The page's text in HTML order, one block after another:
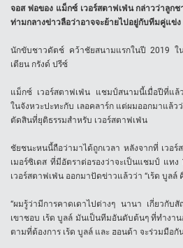
จอส พ่อของ แม็กซ์ เวอร์สตาฟเฟ่น กล่าวว่าลูก
ท่ามกลางข่าวลือว่าอาจจะย้ายไปอยู่กับทีมคู่แข่ง
นักขับชาวดัตช์ คว้าชัยสนามแรกในปี 2019
เตียน กรังด์ ปรีซ์
แม็กซ์ เวอร์สตาฟเฟ่น แชมป์สนามนี้เมื่อปีที่แล้
ในจังหวะปะทะกับ เลอคลาร์ก แต่ผมออกมาแล้ว
ตัดสินที่ยุติธรรมสำหรับ เวอร์สตาฟเฟ่น
ชัยชนะหนนี้ถือว่ามาได้ถูกเวลา หลังจากที่ เวอ
เมอร์ซิเดส ที่มีอัตราต่อรองว่าจะเป็นแชมป์ แท
เวอร์สตาฟเฟ่น ออกมาปัดข่าวแล้วว่า “เร้ด บูล
“ผมรู้ว่ามีการคาดเดาไปต่างๆ นานา เกี่ยวกั
เขาชอบ เร้ด บูลล์ มันเป็นทีมอันดับต้นๆ ที่ทำงา
ตามที่ต้องการ เร้ด บูลล์ และ ฮอนด้า จะร่วมมือกั